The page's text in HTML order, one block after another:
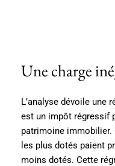
Une charge
L’analyse dévoile une
est un impôt régressif
patrimoine immobilier.
les plus dotés paient
moins dotés. Cette